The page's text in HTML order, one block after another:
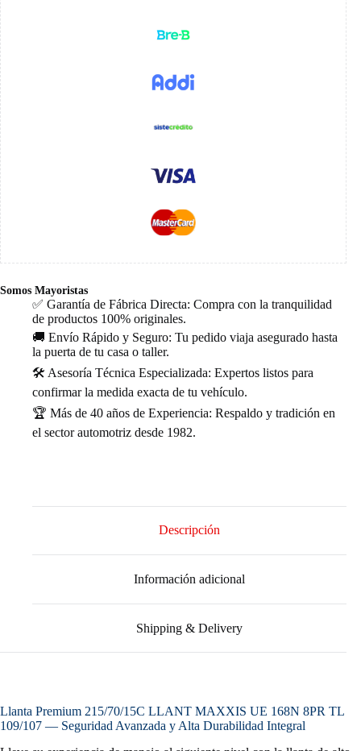
Somos Mayoristas
✅ Garantía de Fábrica Directa: Compra con la tranquilidad
de productos 100% originales.
🚚 Envío Rápido y Seguro: Tu pedido viaja asegurado hasta
la puerta de tu casa o taller.
🛠️ Asesoría Técnica Especializada: Expertos listos para
confirmar la medida exacta de tu vehículo.
🏆 Más de 40 años de Experiencia: Respaldo y tradición en
el sector automotriz desde 1982.
Descripción
Información adicional
Shipping & Delivery
Llanta Premium 215/70/15C LLANT MAXXIS UE 168N 8PR TL
109/107 — Seguridad Avanzada y Alta Durabilidad Integral